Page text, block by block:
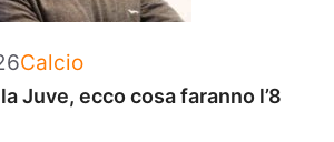
Categorie
Calcio
Juve, ecco cosa faranno l’8